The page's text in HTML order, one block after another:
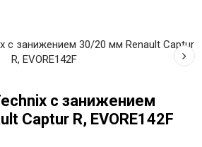
с занижением
Captur R, EVORE142F